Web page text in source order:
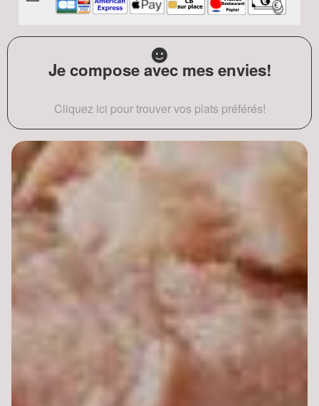
Je compose avec mes envies!
Cliquez ici pour trouver vos plats préférés!